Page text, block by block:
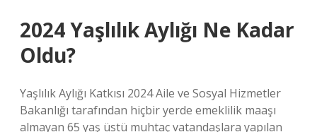
2024 Yaşlılık Aylığı Ne Kadar
Oldu?
Yaşlılık Aylığı Katkısı 2024 Aile ve Sosyal Hizmetler
Bakanlığı tarafından hiçbir yerde emeklilik maaşı
almayan 65 yaş üstü muhtaç vatandaşlara yapılan